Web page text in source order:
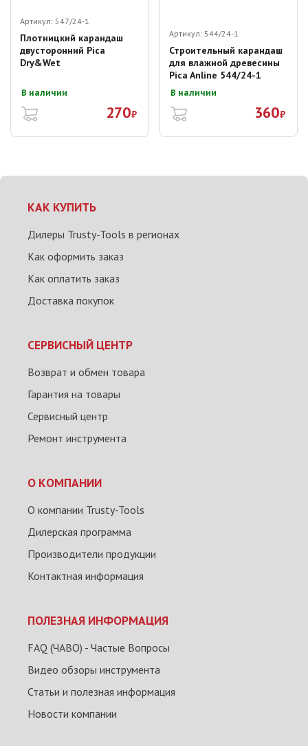
Артикул: 547/24-1
Плотницкий карандаш
двусторонний Pica
Dry&Wet
В наличии
270₽
Артикул: 544/24-1
Строительный карандаш
для влажной древесины
Pica Anline 544/24-1
В наличии
360₽
КАК КУПИТЬ
Дилеры Trusty-Tools в регионах
Как оформить заказ
Как оплатить заказ
Доставка покупок
СЕРВИСНЫЙ ЦЕНТР
Возврат и обмен товара
Гарантия на товары
Сервисный центр
Ремонт инструмента
О КОМПАНИИ
О компании Trusty-Tools
Дилерская программа
Производители продукции
Контактная информация
ПОЛЕЗНАЯ ИНФОРМАЦИЯ
FAQ (ЧАВО) - Частые Вопросы
Видео обзоры инструмента
Статьи и полезная информация
Новости компании